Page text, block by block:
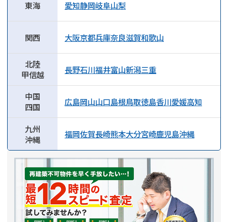
東海 愛知静岡岐阜山梨
関西 大阪京都兵庫奈良滋賀和歌山
北陸
甲信越
長野石川福井富山新潟三重
中国
四国
広島岡山山口島根鳥取徳島香川愛媛高知
九州
沖縄
福岡佐賀長崎熊本大分宮崎鹿児島沖縄